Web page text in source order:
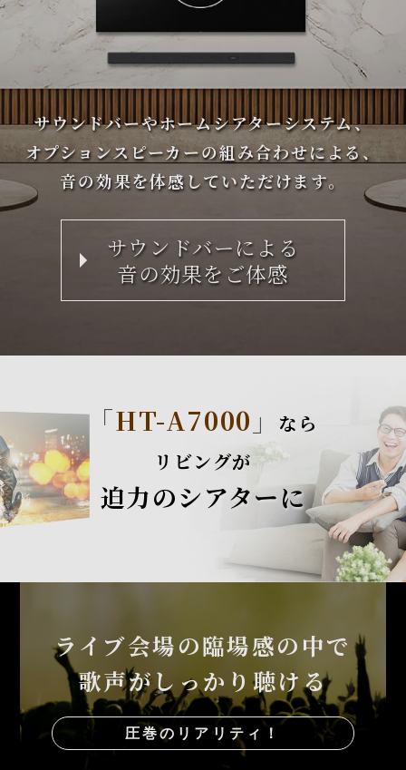
サウンドバーやホームシアターシステム、
オプションスピーカーの組み合わせによる、
音の効果を体感していただけます。
サウンドバーによる
音の効果をご体感
「HT-A7000 」
なら
リビングが
迫力のシアターに
ライブ会場の臨場感の中で
歌声がしっかり聴ける
圧巻のリアリティ！